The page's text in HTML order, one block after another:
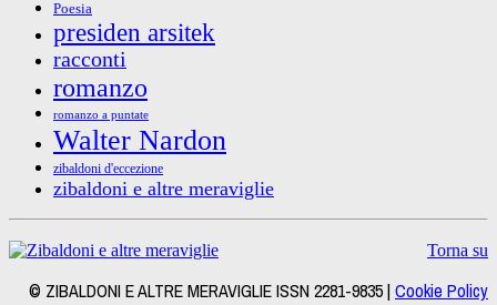
Poesia
presiden arsitek
racconti
romanzo
romanzo a puntate
Walter Nardon
zibaldoni d'eccezione
zibaldoni e altre meraviglie
Torna su
© ZIBALDONI E ALTRE MERAVIGLIE ISSN 2281-9835 | Cookie Policy